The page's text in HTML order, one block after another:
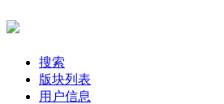
搜索
版块列表
用户信息